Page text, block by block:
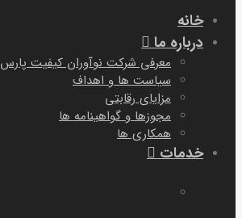
خانه
درباره ما
معرفی شرکت نوآوران کیفیت پارس
سیاست ها و اهداف
مزایای رقابتی
مجوزها و گواهینامه ها
همکاری ها
خدمات